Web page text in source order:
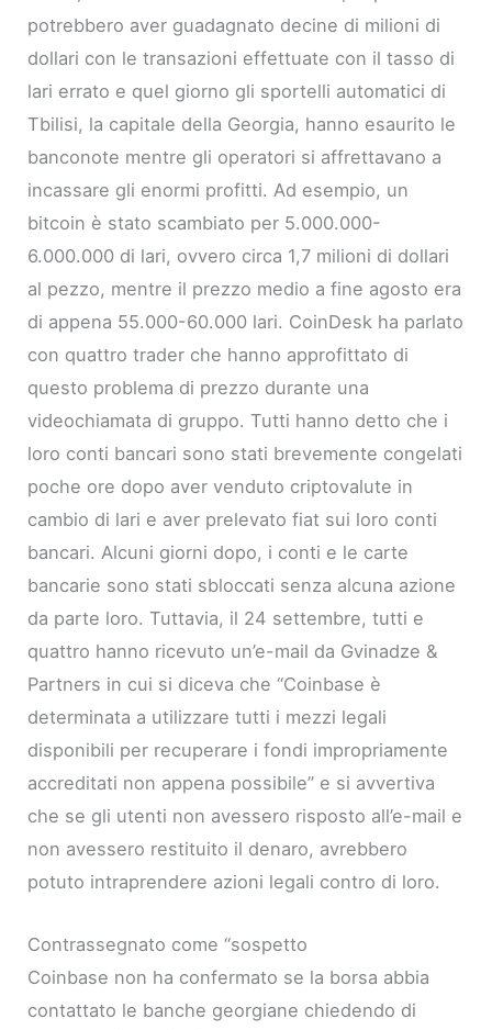
potrebbero aver guadagnato decine di milioni di
dollari con le transazioni effettuate con il tasso di
lari errato e quel giorno gli sportelli automatici di
Tbilisi, la capitale della Georgia, hanno esaurito le
banconote mentre gli operatori si affrettavano a
incassare gli enormi profitti. Ad esempio, un
bitcoin è stato scambiato per 5.000.000-
6.000.000 di lari, ovvero circa 1,7 milioni di dollari
al pezzo, mentre il prezzo medio a fine agosto era
di appena 55.000-60.000 lari. CoinDesk ha parlato
con quattro trader che hanno approfittato di
questo problema di prezzo durante una
videochiamata di gruppo. Tutti hanno detto che i
loro conti bancari sono stati brevemente congelati
poche ore dopo aver venduto criptovalute in
cambio di lari e aver prelevato fiat sui loro conti
bancari. Alcuni giorni dopo, i conti e le carte
bancarie sono stati sbloccati senza alcuna azione
da parte loro. Tuttavia, il 24 settembre, tutti e
quattro hanno ricevuto un’e-mail da Gvinadze &
Partners in cui si diceva che “Coinbase è
determinata a utilizzare tutti i mezzi legali
disponibili per recuperare i fondi impropriamente
accreditati non appena possibile” e si avvertiva
che se gli utenti non avessero risposto all’e-mail e
non avessero restituito il denaro, avrebbero
potuto intraprendere azioni legali contro di loro.
Contrassegnato come “sospetto
Coinbase non ha confermato se la borsa abbia
contattato le banche georgiane chiedendo di